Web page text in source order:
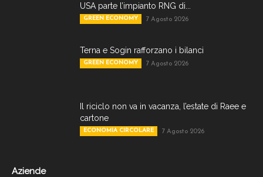
USA parte l’impianto RNG di...
GREEN ECONOMY 7 Agosto 2026
Terna e Sogin rafforzano i bilanci
GREEN ECONOMY 7 Agosto 2026
Il riciclo non va in vacanza, l’estate di Raee e
cartone
ECONOMIA CIRCOLARE 7 Agosto 2026
Aziende